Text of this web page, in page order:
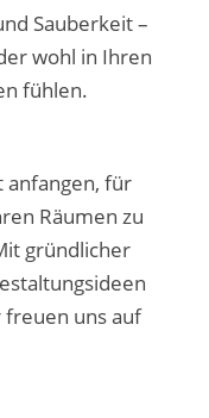
Sauberkeit –
wohl in Ihren
fühlen.
anfangen, für
Räumen zu
gründlicher
uns auf